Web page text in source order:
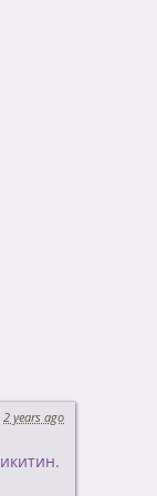
2 years ago